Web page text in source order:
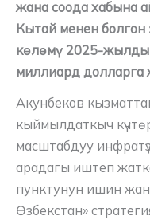
жана соода хабына
Кытай менен
көлөмү 2025-
миллиард долларга
Акунбеков
кыймылдаткыч
масштабдуу
арадагы иштеп
пунктунун ишин
Өзбекстан»